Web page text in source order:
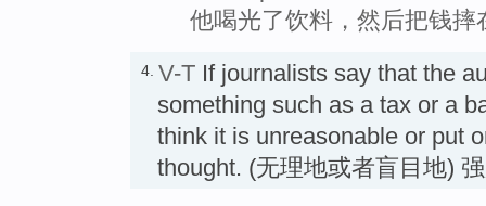
他喝光了饮料，然后把钱摔
4. V-T If journalists say that the
something such as a tax or a
think it is unreasonable or put
thought. (无理地或者盲目地)